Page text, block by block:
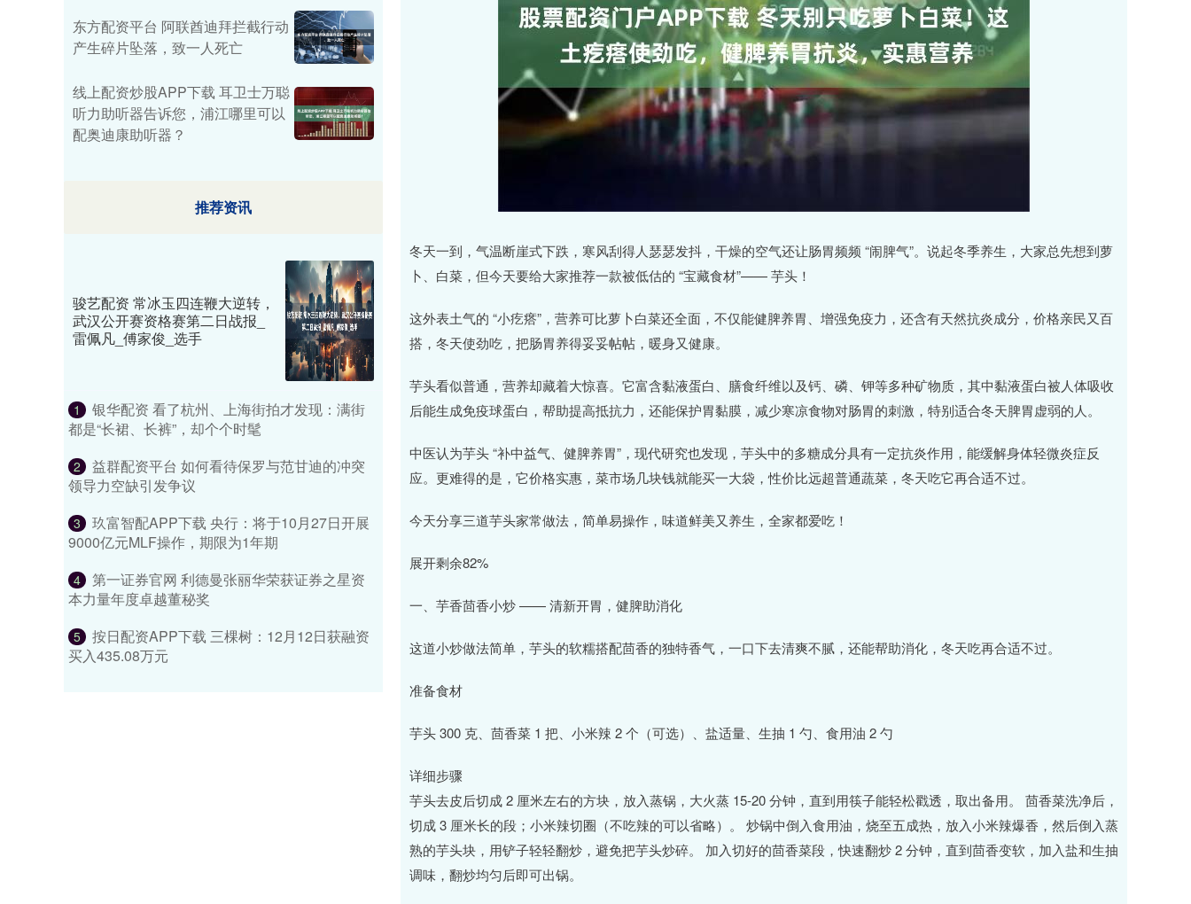
冬天一到，气温断崖式下跌，寒风刮得人瑟瑟发抖，干燥的空气还让肠胃频频 “闹脾气”。说起冬季养生，大家总先想到萝
卜、白菜，但今天要给大家推荐一款被低估的 “宝藏食材”—— 芋头！
这外表土气的 “小疙瘩”，营养可比萝卜白菜还全面，不仅能健脾养胃、增强免疫力，还含有天然抗炎成分，价格亲民又百
搭，冬天使劲吃，把肠胃养得妥妥帖帖，暖身又健康。
芋头看似普通，营养却藏着大惊喜。它富含黏液蛋白、膳食纤维以及钙、磷、钾等多种矿物质，其中黏液蛋白被人体吸收
后能生成免疫球蛋白，帮助提高抵抗力，还能保护胃黏膜，减少寒凉食物对肠胃的刺激，特别适合冬天脾胃虚弱的人。
中医认为芋头 “补中益气、健脾养胃”，现代研究也发现，芋头中的多糖成分具有一定抗炎作用，能缓解身体轻微炎症反
应。更难得的是，它价格实惠，菜市场几块钱就能买一大袋，性价比远超普通蔬菜，冬天吃它再合适不过。
今天分享三道芋头家常做法，简单易操作，味道鲜美又养生，全家都爱吃！
展开剩余82%
一、芋香茴香小炒 —— 清新开胃，健脾助消化
这道小炒做法简单，芋头的软糯搭配茴香的独特香气，一口下去清爽不腻，还能帮助消化，冬天吃再合适不过。
准备食材
芋头 300 克、茴香菜 1 把、小米辣 2 个（可选）、盐适量、生抽 1 勺、食用油 2 勺
详细步骤
芋头去皮后切成 2 厘米左右的方块，放入蒸锅，大火蒸 15-20 分钟，直到用筷子能轻松戳透，取出备用。 茴香菜洗净后，
切成 3 厘米长的段；小米辣切圈（不吃辣的可以省略）。 炒锅中倒入食用油，烧至五成热，放入小米辣爆香，然后倒入蒸
熟的芋头块，用铲子轻轻翻炒，避免把芋头炒碎。 加入切好的茴香菜段，快速翻炒 2 分钟，直到茴香变软，加入盐和生抽
调味，翻炒均匀后即可出锅。
东方配资平台 阿联酋迪拜拦截行动
产生碎片坠落，致一人死亡
线上配资炒股APP下载 耳卫士万聪
听力助听器告诉您，浦江哪里可以
配奥迪康助听器？
推荐资讯
骏艺配资 常冰玉四连鞭大逆转，
武汉公开赛资格赛第二日战报_
雷佩凡_傅家俊_选手
1
银华配资 看了杭州、上海街拍才发现：满街
都是“长裙、长裤”，却个个时髦
2
益群配资平台 如何看待保罗与范甘迪的冲突
领导力空缺引发争议
3
玖富智配APP下载 央行：将于10月27日开展
9000亿元MLF操作，期限为1年期
4
第一证券官网 利德曼张丽华荣获证券之星资
本力量年度卓越董秘奖
5
按日配资APP下载 三棵树：12月12日获融资
买入435.08万元